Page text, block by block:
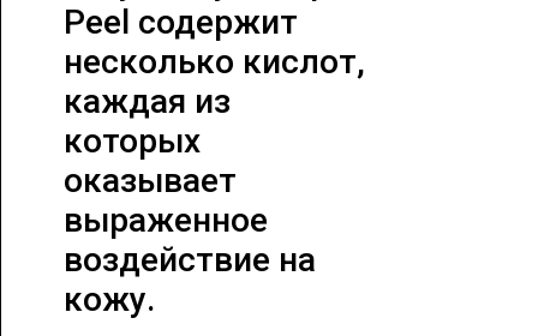
Peel содержит
несколько кислот,
каждая из
которых
оказывает
выраженное
воздействие на
кожу.